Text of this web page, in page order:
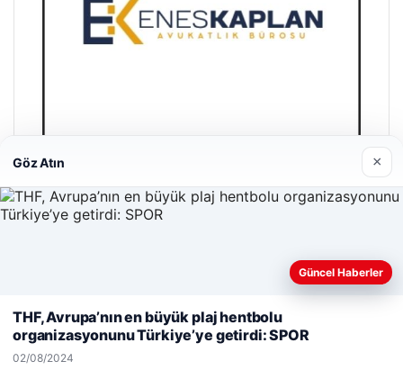
Enes Kaplan Avukatlık Bürosu
Web sitemizi nasıl kullandığınızı daha iyi anlayabilmek,
kullanıyoruz.Çerez Politikamız
Göz Atın ×
Güncel Haberler
THF, Avrupa’nın en büyük plaj hentbolu
organizasyonunu Türkiye’ye getirdi: SPOR
02/08/2024